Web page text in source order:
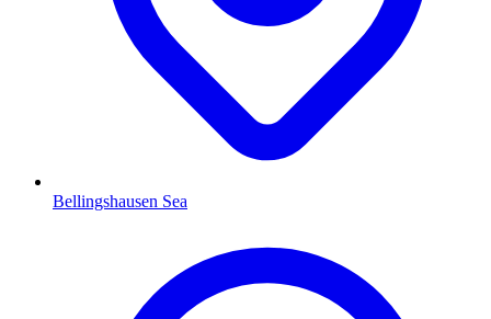
Bellingshausen Sea